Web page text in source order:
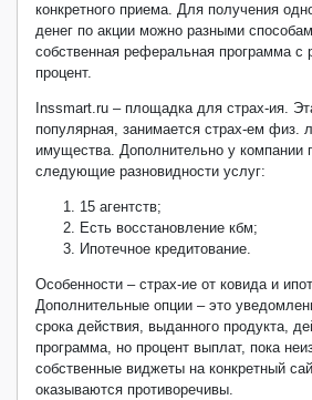
конкретного приема. Для получения
денег по акции можно разными
собственная реферальная программа с
процент.
Inssmart.ru – площадка для страх-ия.
популярная, занимается страх-ем физ.
имущества. Дополнительно у компании
следующие разновидности услуг:
15 агентств;
Есть восстановление кбм;
Ипотечное кредитование.
Особенности – страх-ие от ковида и
Дополнительные опции – это
срока действия, выданного продукта,
программа, но процент выплат, пока
собственные виджеты на конкретный
оказываются противоречивы.